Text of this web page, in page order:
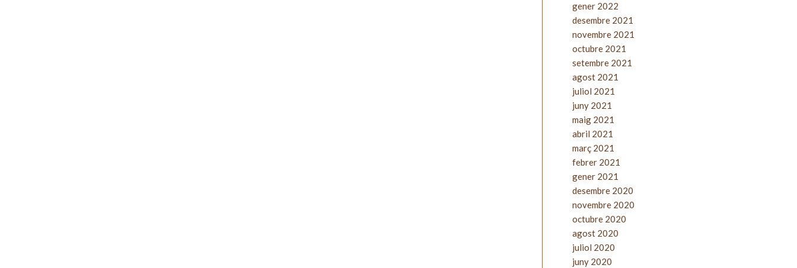
gener 2022
desembre 2021
novembre 2021
octubre 2021
setembre 2021
agost 2021
juliol 2021
juny 2021
maig 2021
abril 2021
març 2021
febrer 2021
gener 2021
desembre 2020
novembre 2020
octubre 2020
agost 2020
juliol 2020
juny 2020